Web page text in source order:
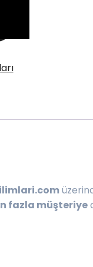
fazla müşteriye